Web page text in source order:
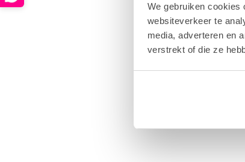
We gebruiken cookies
websiteverkeer te
media, adverteren en
verstrekt of die ze